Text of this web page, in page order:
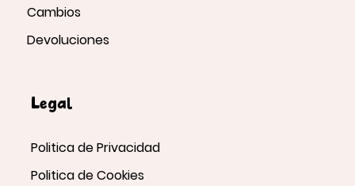
Cambios
Devoluciones
Legal
Politica de Privacidad
Politica de Cookies